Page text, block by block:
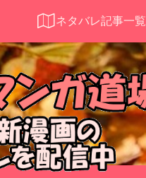
ネタバレ記事一覧